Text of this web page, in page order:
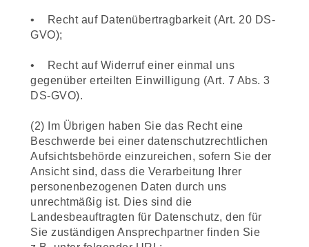
• Recht auf Datenübertragbarkeit (Art. 20 DS-
GVO);
• Recht auf Widerruf einer einmal uns
gegenüber erteilten Einwilligung (Art. 7 Abs. 3
DS-GVO).
(2) Im Übrigen haben Sie das Recht eine
Beschwerde bei einer datenschutzrechtlichen
Aufsichtsbehörde einzureichen, sofern Sie der
Ansicht sind, dass die Verarbeitung Ihrer
personenbezogenen Daten durch uns
unrechtmäßig ist. Dies sind die
Landesbeauftragten für Datenschutz, den für
Sie zuständigen Ansprechpartner finden Sie